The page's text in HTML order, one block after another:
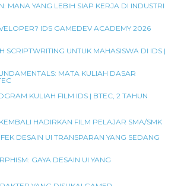
MANA YANG LEBIH SIAP KERJA DI INDUSTRI
IDS GAMEDEV ACADEMY 2026
SCRIPTWRITING UNTUK MAHASISWA DI IDS |
MATA KULIAH DASAR
KULIAH FILM IDS | BTEC, 2 TAHUN
HADIRKAN FILM PELAJAR SMA/SMK
DESAIN UI TRANSPARAN YANG SEDANG
GAYA DESAIN UI YANG